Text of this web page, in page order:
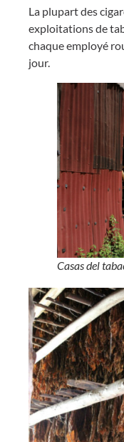
La plupart des
exploitations de
chaque employé
jour.
Casas del